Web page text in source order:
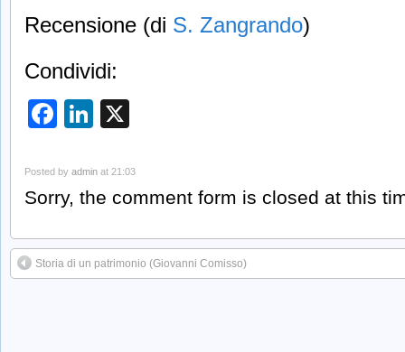
Recensione (di S. Zangrando)
Condividi:
Facebook
LinkedIn
Posted by admin at 21:03
Sorry, the comment form is closed at this
Storia di un patrimonio (Giovanni Comisso)